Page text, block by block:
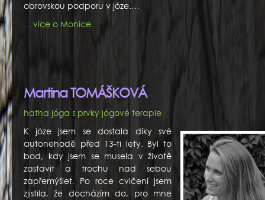
obrovskou podporu v józe.…
... více o Monice
Martina TOMÁŠKOVÁ
hatha jóga s prvky jógové terapie
K józe jsem se dostala díky své
autonehodě před 13-ti lety. Byl to
bod, kdy jsem se musela v životě
zastavit a trochu nad sebou
zapřemýšlet. Po roce cvičení jsem
zjistila, že docházím do, pro mne